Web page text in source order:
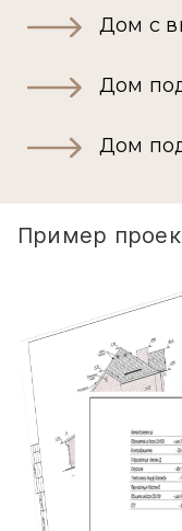
Дом с
Дом
Дом
Пример